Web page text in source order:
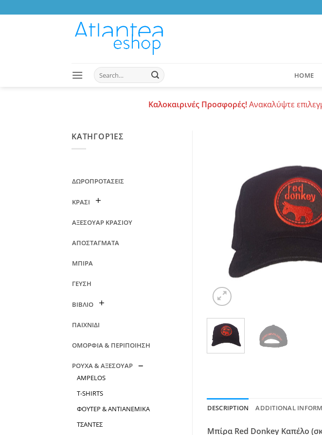
to
Search
for:
HOME
Καλοκαιρινές Προσφορές!Ανακαλύψτε
ΚΑΤΗΓΟΡΊΕΣ
ΔΩΡΟΠΡΟΤΑΣΕΙΣ
ΚΡΑΣΙ
ΑΞΕΣΟΥΑΡ ΚΡΑΣΙΟΥ
ΑΠΟΣΤΑΓΜΑΤΑ
ΜΠΙΡΑ
ΓΕΥΣΗ
ΒΙΒΛΙΟ
ΠΑΙΧΝΙΔΙ
ΟΜΟΡΦΙΑ & ΠΕΡΙΠΟΙΗΣΗ
ΡΟΥΧΑ & ΑΞΕΣΟΥΑΡ
AMPELOS
T-SHIRTS
ΦΟΥΤΕΡ & ΑΝΤΙΑΝΕΜΙΚΑ
ΤΣΑΝΤΕΣ
DESCRIPTION ADDITIONAL
Μπίρα Red Donkey Καπέλο